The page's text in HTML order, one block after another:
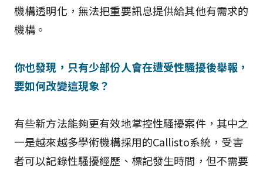
機構透明化，無法把重要訊息提供給其他有需求的
機構。
你也發現，只有少部份人會在遭受性騷擾後舉報，
要如何改變這現象？
有些新方法能夠更有效地掌控性騷擾案件，其中之
一是越來越多學術機構採用的Callisto系統，受害
者可以記錄性騷擾經歷、標記發生時間，但不需要